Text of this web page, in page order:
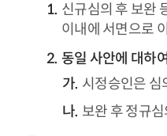
신규심의 후 보완
이내에 서면으로
동일 사안에 대하
시정승인은 심
보완 후 정규